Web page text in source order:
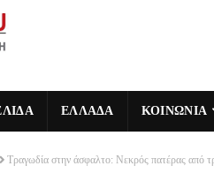
ΕΛΛΑΔΑ ΚΟΙΝΩΝΙΑ
Τραγωδία στην άσφαλτο: Νεκρός πατέρας από